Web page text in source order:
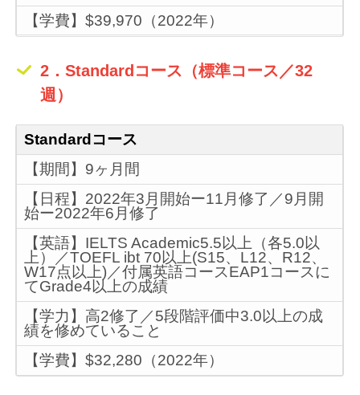
【学費】$39,970（2022年）
2．Standardコース（標準コース／32
週）
Standardコース
【期間】9ヶ月間
【日程】2022年3月開始ー11月修了／9月開
始ー2022年6月修了
【英語】IELTS Academic5.5以上（各5.0以
上）／TOEFL ibt 70以上(S15、L12、R12、
W17点以上)／付属英語コースEAP1コースに
てGrade4以上の成績
【学力】高2修了／5段階評価中3.0以上の成
績を修めていること
【学費】$32,280（2022年）